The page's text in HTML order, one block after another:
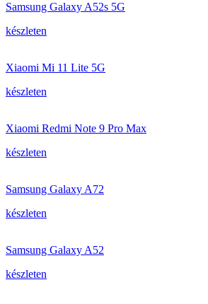
Samsung Galaxy A52s 5G
készleten
Xiaomi Mi 11 Lite 5G
készleten
Xiaomi Redmi Note 9 Pro Max
készleten
Samsung Galaxy A72
készleten
Samsung Galaxy A52
készleten